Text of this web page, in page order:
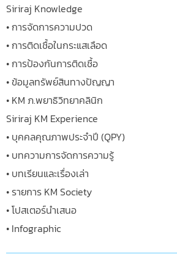
Siriraj Knowledge
• การจัดการความปวด
• การติดเชื้อในกระแสเลือด
• การป้องกันการติดเชื้อ
• ข้อมูลทรัพย์สินทางปัญญา
• KM ภ.พยาธิวิทยาคลินิก
Siriraj KM Experience
• บุคคลคุณภาพประจำปี (QPY)
• บทความการจัดการความรู้
• บทเรียนและเรื่องเล่า
• รายการ KM Society
• โปสเตอร์นำเสนอ
• Infographic